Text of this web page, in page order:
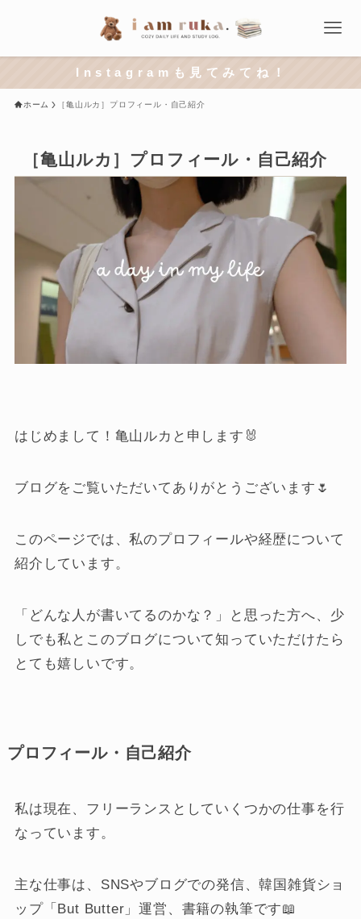
I n s t a g r a m も 見 て み て ね ！
ホーム ［亀山ルカ］プロフィール・自己紹介
［亀山ルカ］プロフィール・自己紹介
はじめまして！亀山ルカと申します🐰
ブログをご覧いただいてありがとうございます🌷
このページでは、私のプロフィールや経歴について
紹介しています。
「どんな人が書いてるのかな？」と思った方へ、少
しでも私とこのブログについて知っていただけたら
とても嬉しいです。
プロフィール・自己紹介
私は現在、フリーランスとしていくつかの仕事を行
なっています。
主な仕事は、SNSやブログでの発信、韓国雑貨ショ
ップ「But Butter」運営、書籍の執筆です📖